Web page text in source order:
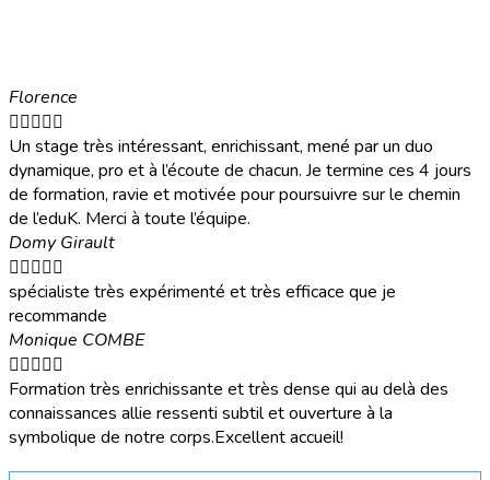
Florence

Un stage très intéressant, enrichissant, mené par un duo
dynamique, pro et à l’écoute de chacun. Je termine ces 4 jours
de formation, ravie et motivée pour poursuivre sur le chemin
de l’eduK. Merci à toute l’équipe.
Domy Girault

spécialiste très expérimenté et très efficace que je
recommande
Monique COMBE

Formation très enrichissante et très dense qui au delà des
connaissances allie ressenti subtil et ouverture à la
symbolique de notre corps.Excellent accueil!